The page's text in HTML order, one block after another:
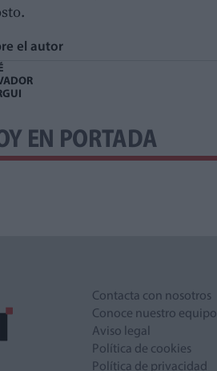
el autor
EN PORTADA
Contacta con nosotros
Conoce nuestro equipo
Aviso legal
Política de cookies
Política de privacidad